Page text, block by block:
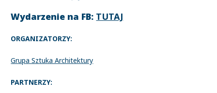
Wydarzenie na FB: TUTAJ
ORGANIZATORZY:
Grupa Sztuka Architektury
PARTNERZY: